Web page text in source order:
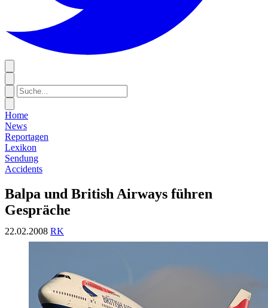
Home
News
Reportagen
Lexikon
Sendung
Accidents
Balpa und British Airways führen
Gespräche
22.02.2008 RK